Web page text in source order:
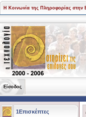
Η Κοινωνία της Πληροφορίας στην
Είσοδος
1Επισκέπτες